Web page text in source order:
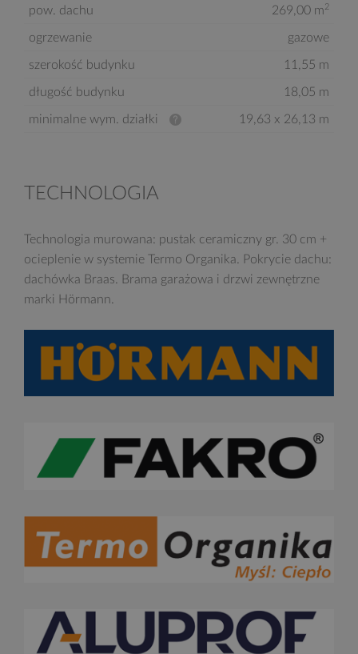
pow. dachu 269,00 m2
ogrzewanie gazowe
szerokość budynku 11,55 m
długość budynku 18,05 m
minimalne wym. działki 19,63 x 26,13 m
TECHNOLOGIA
Technologia murowana: pustak ceramiczny gr. 30 cm +
ocieplenie w systemie Termo Organika. Pokrycie dachu:
dachówka Braas. Brama garażowa i drzwi zewnętrzne
marki Hörmann.